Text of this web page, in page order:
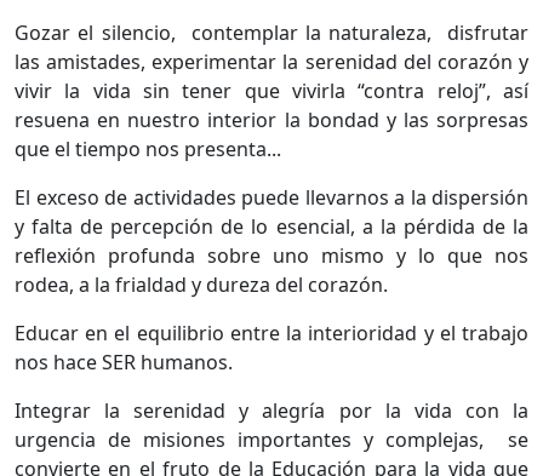
Gozar el silencio, contemplar la naturaleza, disfrutar
las amistades, experimentar la serenidad del corazón y
vivir la vida sin tener que vivirla “contra reloj”, así
resuena en nuestro interior la bondad y las sorpresas
que el tiempo nos presenta...
El exceso de actividades puede llevarnos a la dispersión
y falta de percepción de lo esencial, a la pérdida de la
reflexión profunda sobre uno mismo y lo que nos
rodea, a la frialdad y dureza del corazón.
Educar en el equilibrio entre la interioridad y el trabajo
nos hace SER humanos.
Integrar la serenidad y alegría por la vida con la
urgencia de misiones importantes y complejas, se
convierte en el fruto de la Educación para la vida que